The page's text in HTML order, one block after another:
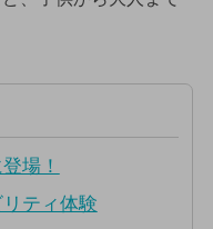
場！
ティ体験